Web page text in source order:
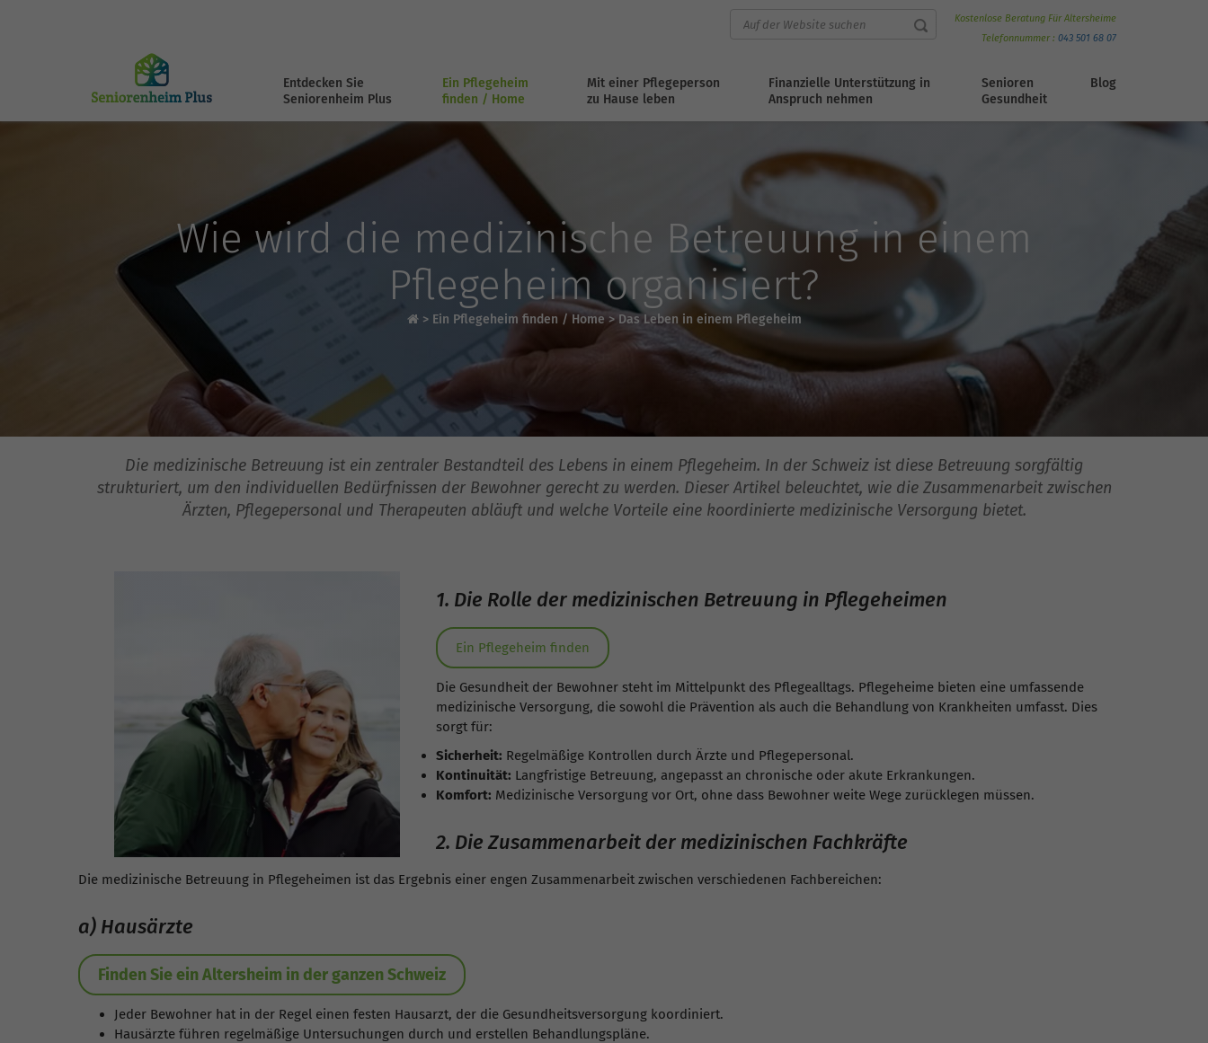
Kostenlose Beratung Für Altersheime
Telefonnummer : 043 501 68 07
Entdecken Sie
Seniorenheim Plus
Ein Pflegeheim
finden / Home
Mit einer Pflegeperson
zu Hause leben
Finanzielle Unterstützung in
Anspruch nehmen
Senioren
Gesundheit
Blog
Wie wird die medizinische Betreuung in einem
Pflegeheim organisiert?
> Ein Pflegeheim finden / Home>Das Leben in einem Pflegeheim
Die medizinische Betreuung ist ein zentraler Bestandteil des Lebens in einem Pflegeheim. In der Schweiz ist diese Betreuung sorgfältig
strukturiert, um den individuellen Bedürfnissen der Bewohner gerecht zu werden. Dieser Artikel beleuchtet, wie die Zusammenarbeit zwischen
Ärzten, Pflegepersonal und Therapeuten abläuft und welche Vorteile eine koordinierte medizinische Versorgung bietet.
1. Die Rolle der medizinischen Betreuung in Pflegeheimen
Ein Pflegeheim finden
Die Gesundheit der Bewohner steht im Mittelpunkt des Pflegealltags. Pflegeheime bieten eine umfassende
medizinische Versorgung, die sowohl die Prävention als auch die Behandlung von Krankheiten umfasst. Dies
sorgt für:
Sicherheit: Regelmäßige Kontrollen durch Ärzte und Pflegepersonal.
Kontinuität: Langfristige Betreuung, angepasst an chronische oder akute Erkrankungen.
Komfort: Medizinische Versorgung vor Ort, ohne dass Bewohner weite Wege zurücklegen müssen.
2. Die Zusammenarbeit der medizinischen Fachkräfte
Die medizinische Betreuung in Pflegeheimen ist das Ergebnis einer engen Zusammenarbeit zwischen verschiedenen Fachbereichen:
a) Hausärzte
Finden Sie ein Altersheim in der ganzen Schweiz
Jeder Bewohner hat in der Regel einen festen Hausarzt, der die Gesundheitsversorgung koordiniert.
Hausärzte führen regelmäßige Untersuchungen durch und erstellen Behandlungspläne.